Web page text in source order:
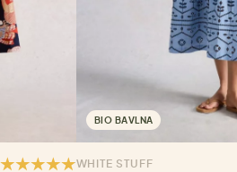
BIO BAVLNA
WHITE STUFF